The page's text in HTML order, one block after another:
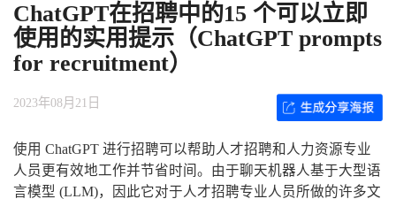
ChatGPT在招聘中的15 个可以立即
使用的实用提示（ChatGPT prompts
for recruitment）
2023年08月21日
使用 ChatGPT 进行招聘可以帮助人才招聘和人力资源专业
人员更有效地工作并节省时间。由于聊天机器人基于大型语
言模型 (LLM)，因此它对于人才招聘专业人员所做的许多文